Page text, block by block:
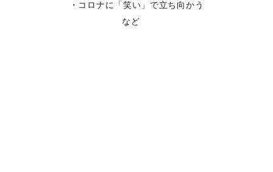
・コロナに「笑い」で立ち向かう
など